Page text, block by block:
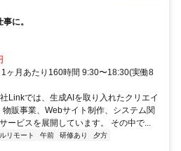
に。
ヶ月あたり160時間 9:30〜18:30(実働8
Linkでは、生成AIを取り入れたクリエイ
販事業、Webサイト制作、システム関
ービスを展開しています。 その中で...
リモート 午前 研修あり
夕方